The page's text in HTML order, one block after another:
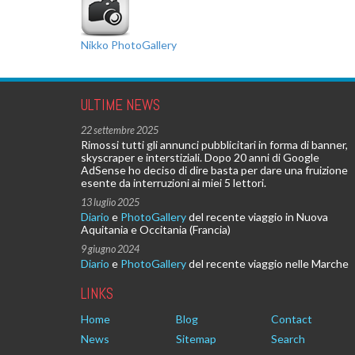
Nikko PhotoGallery
ULTIME NEWS
22 settembre 2025
Rimossi tutti gli annunci pubblicitari in forma di banner,
skyscraper e interstiziali. Dopo 20 anni di Google
AdSense ho deciso di dire basta per dare una fruizione
esente da interruzioni ai miei 5 lettori.
13 luglio 2025
Diario e PhotoGallerydel recente viaggio in Nuova
Aquitania e Occitania (Francia)
9 giugno 2024
Diario e PhotoGallerydel recente viaggio nelle Marche
LINKS
Home Blog
Contact
News
Sitemap
Search